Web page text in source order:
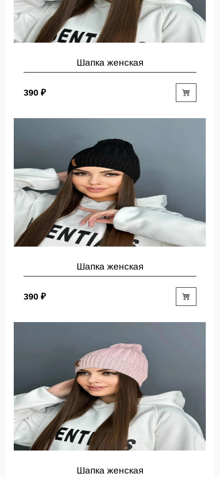
Шапка женская
390 ₽
Шапка женская
390 ₽
Шапка женская